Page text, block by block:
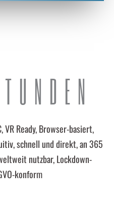
VR Ready, Browser-basiert,
schnell und direkt, an 365
nutzbar, Lockdown-
konform